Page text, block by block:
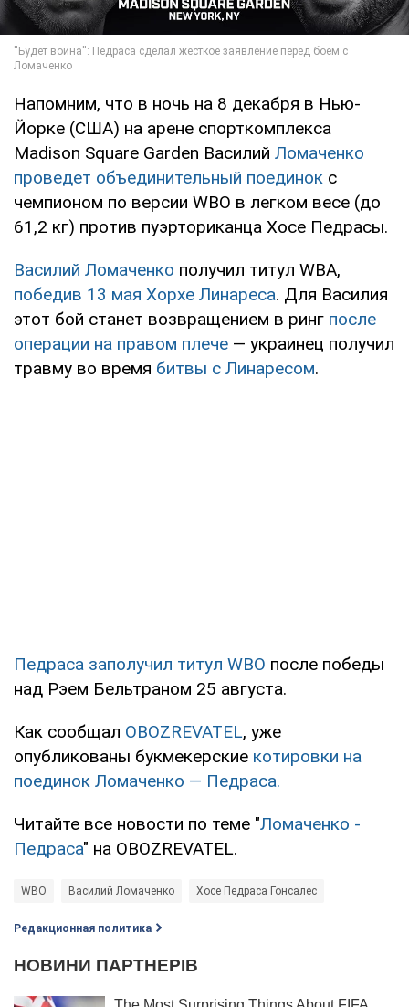
Напомним, что в ночь на 8 декабря в Нью-
Йорке (США) на арене спорткомплекса
Madison Square Garden Василий Ломаченко
проведет объединительный поединок с
чемпионом по версии WBO в легком весе (до
61,2 кг) против пуэрториканца Хосе Педрасы.
Василий Ломаченко получил титул WBA,
победив 13 мая Хорхе Линареса. Для Василия
этот бой станет возвращением в ринг после
операции на правом плече — украинец получил
травму во время битвы с Линаресом.
Педраса заполучил титул WBO после победы
над Рэем Бельтраном 25 августа.
Как сообщал OBOZREVATEL, уже
опубликованы букмекерские котировки на
поединок Ломаченко — Педраса.
Читайте все новости по теме "Ломаченко -
Педраса" на OBOZREVATEL.
WBO Василий Ломаченко Хосе Педраса Гонсалес
Редакционная политика